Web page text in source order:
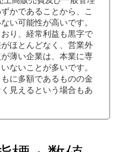
かであることから、こ
い可能性が高いです。
り、経常利益も黒字で
ほとんどなく、営業外
薄い企業は、本業に専
ないことが多いです。
に多額であるものの金
見えるという場合もあ